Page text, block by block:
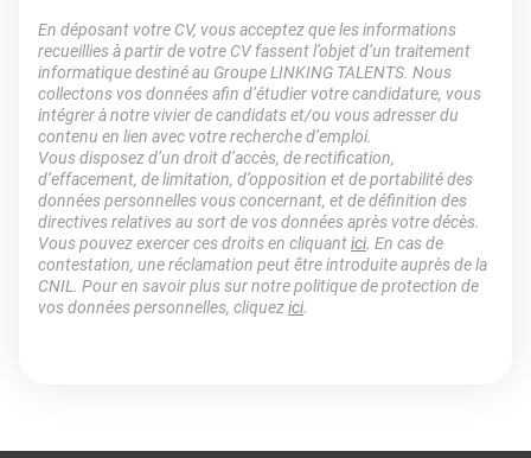
En déposant votre CV, vous acceptez que les informations
recueillies à partir de votre CV fassent l’objet d’un traitement
informatique destiné au Groupe LINKING TALENTS. Nous
collectons vos données afin d’étudier votre candidature, vous
intégrer à notre vivier de candidats et/ou vous adresser du
contenu en lien avec votre recherche d’emploi.
Vous disposez d’un droit d’accès, de rectification,
d’effacement, de limitation, d’opposition et de portabilité des
données personnelles vous concernant, et de définition des
directives relatives au sort de vos données après votre décès.
Vous pouvez exercer ces droits en cliquantici. En cas de
contestation, une réclamation peut être introduite auprès de la
CNIL. Pour en savoir plus sur notre politique de protection de
vos données personnelles, cliquezici.